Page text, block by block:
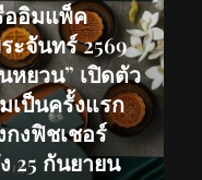
ออิมแพ็ค
ะจันทร์ 2569
หยวน” เปิดตัว
เป็นครั้งแรก
กงฟิชเชอร์
25 กันยายน